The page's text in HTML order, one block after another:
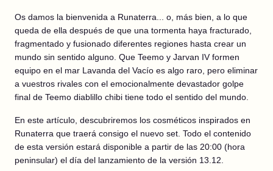
Os damos la bienvenida a Runaterra... o, más bien, a lo que
queda de ella después de que una tormenta haya fracturado,
fragmentado y fusionado diferentes regiones hasta crear un
mundo sin sentido alguno. Que Teemo y Jarvan IV formen
equipo en el mar Lavanda del Vacío es algo raro, pero eliminar
a vuestros rivales con el emocionalmente devastador golpe
final de Teemo diablillo chibi tiene todo el sentido del mundo.
En este artículo, descubriremos los cosméticos inspirados en
Runaterra que traerá consigo el nuevo set. Todo el contenido
de esta versión estará disponible a partir de las 20:00 (hora
peninsular) el día del lanzamiento de la versión 13.12.